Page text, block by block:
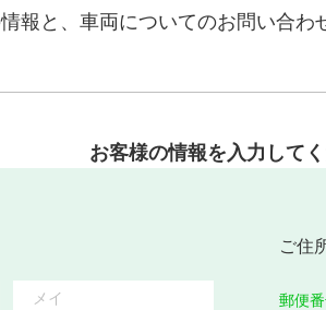
報と、車両についてのお問い合わ
お客様の情報を入力してく
ご住
郵便